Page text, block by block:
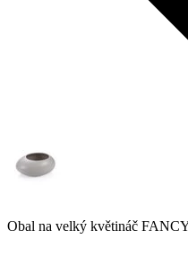
Obal na velký květináč